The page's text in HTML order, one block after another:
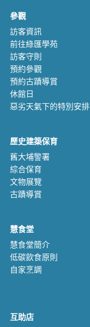
參觀
訪客資訊
前往綠匯學苑
訪客守則
預約參觀
預約古蹟導賞
休館日
惡劣天氣下的特別安排
歷史建築保育
舊大埔警署
綜合保育
文物展覽
古蹟導賞
慧食堂
慧食堂簡介
低碳飲食原則
自家烹調
互助店